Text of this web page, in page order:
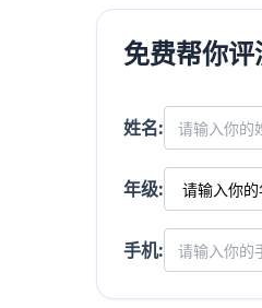
免费帮你
姓名:
年级:
手机: